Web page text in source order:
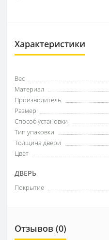
Характеристики
Вес
Материал
Производитель
Размер
Способ установки
Тип упаковки
Толщина двери
Цвет
ДВЕРЬ
Покрытие
Отзывов (0)